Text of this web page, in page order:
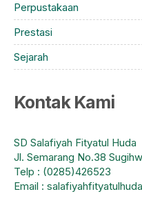
Perpustakaan
Prestasi
Sejarah
Kontak Kami
SD Salafiyah Fityatul Huda
Jl. Semarang No.38
Telp : (0285)426523
Email :